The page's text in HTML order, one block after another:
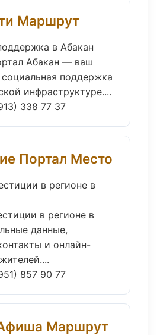
Маршрут
в Абакан
Абакан — ваш
социальная поддержка
инфраструктуре....
338 77 37
Портал Место
в регионе в
в регионе в
данные,
и онлайн-
857 90 77
Маршрут